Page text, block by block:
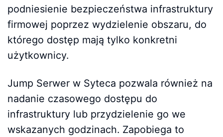
podniesienie bezpieczeństwa infrastruktury
firmowej poprzez wydzielenie obszaru, do
którego dostęp mają tylko konkretni
użytkownicy.
Jump Serwer w Syteca pozwala również na
nadanie czasowego dostępu do
infrastruktury lub przydzielenie go we
wskazanych godzinach. Zapobiega to